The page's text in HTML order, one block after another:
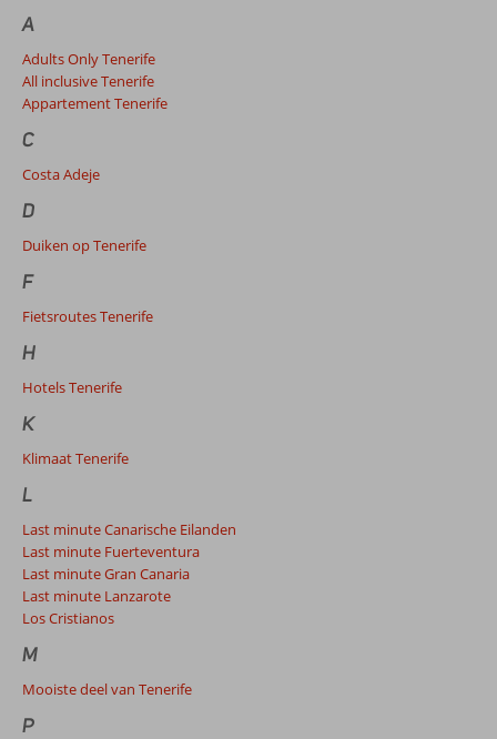
A
Adults Only Tenerife
All inclusive Tenerife
Appartement Tenerife
C
Costa Adeje
D
Duiken op Tenerife
F
Fietsroutes Tenerife
H
Hotels Tenerife
K
Klimaat Tenerife
L
Last minute Canarische Eilanden
Last minute Fuerteventura
Last minute Gran Canaria
Last minute Lanzarote
Los Cristianos
M
Mooiste deel van Tenerife
P